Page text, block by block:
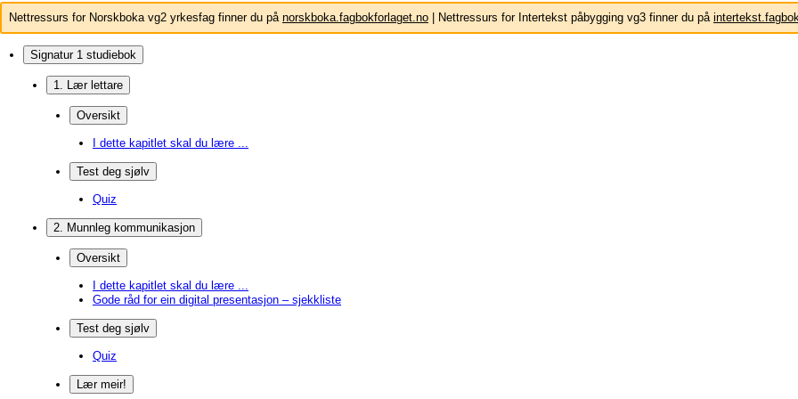
Nettressurs for Norskboka vg2 yrkesfag finner du på norskboka.fagbokforlaget.no | Nettressurs for Intertekst påbygging vg3 finner du på
Signatur 1 studiebok
1. Lær lettare
Oversikt
I dette kapitlet skal du lære ...
Test deg sjølv
Quiz
2. Munnleg kommunikasjon
Oversikt
I dette kapitlet skal du lære ...
Gode råd for ein digital presentasjon – sjekkliste
Test deg sjølv
Quiz
Lær meir!